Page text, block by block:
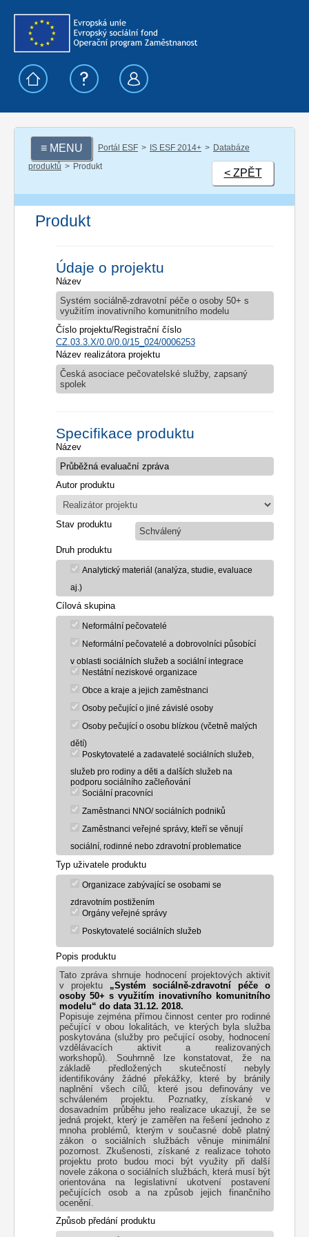
≡ MENU Portál ESF IS ESF 2014+
Databáze
produktů
Produkt
< ZPĚT
Produkt
Údaje o projektu
Název
Systém sociálně-zdravotní péče o osoby 50+ s
využitím inovativního komunitního modelu
Číslo projektu/Registrační číslo
CZ.03.3.X/0.0/0.0/15_024/0006253
Název realizátora projektu
Česká asociace pečovatelské služby, zapsaný
spolek
Specifikace produktu
Název
Autor produktu
Stav produktu
Schválený
Druh produktu
Analytický materiál (analýza, studie, evaluace
aj.)
Cílová skupina
Neformální pečovatelé
Neformální pečovatelé a dobrovolníci působící
v oblasti sociálních služeb a sociální integrace
Nestátní neziskové organizace
Obce a kraje a jejich zaměstnanci
Osoby pečující o jiné závislé osoby
Osoby pečující o osobu blízkou (včetně malých
dětí)
Poskytovatelé a zadavatelé sociálních služeb,
služeb pro rodiny a děti a dalších služeb na
podporu sociálního začleňování
Sociální pracovníci
Zaměstnanci NNO/ sociálních podniků
Zaměstnanci veřejné správy, kteří se věnují
sociální, rodinné nebo zdravotní problematice
Typ uživatele produktu
Organizace zabývající se osobami se
zdravotním postižením
Orgány veřejné správy
Poskytovatelé sociálních služeb
Popis produktu
Tato zpráva shrnuje hodnocení projektových aktivit
v projektu „Systém sociálně-zdravotní péče o
osoby 50+ s využitím inovativního komunitního
modelu“ do data 31.12. 2018.
Popisuje zejména přímou činnost center pro rodinné
pečující v obou lokalitách, ve kterých byla služba
poskytována (služby pro pečující osoby, hodnocení
vzdělávacích aktivit a realizovaných
workshopů).
Souhrnně lze konstatovat, že na
základě předložených skutečností nebyly
identifikovány žádné překážky, které by bránily
naplnění všech cílů, které jsou definovány ve
schváleném projektu. Poznatky, získané v
dosavadním průběhu jeho realizace ukazují, že se
jedná projekt, který je zaměřen na řešení jednoho z
mnoha problémů, kterým v současné době platný
zákon o sociálních službách věnuje minimální
pozornost. Zkušenosti, získané z realizace tohoto
projektu proto budou moci být využity při další
novele zákona o sociálních službách, která musí být
orientována na legislativní ukotvení postavení
pečujících osob a na způsob jejich finančního
ocenění.
Způsob předání produktu